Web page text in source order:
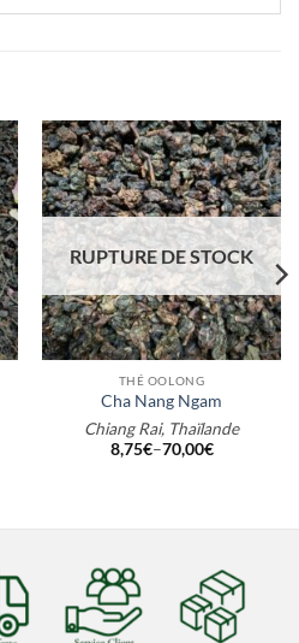
RUPTURE DE STOCK
THÉ OOLONG
Cha Nang Ngam
Chiang Rai, Thaïlande
8,75€–70,00€